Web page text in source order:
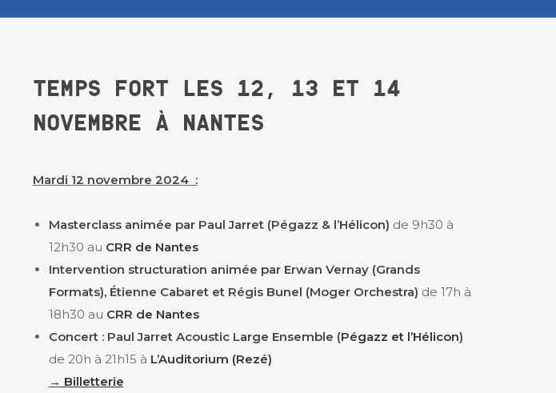
TEMPS FORT LES 12, 13 ET 14
NOVEMBRE À NANTES
Mardi 12 novembre 2024 :
Masterclass animée par Paul Jarret (Pégazz & l’Hélicon) de 9h30 à
12h30 au CRR de Nantes
Intervention structuration animée par Erwan Vernay (Grands
Formats), Étienne Cabaret et Régis Bunel (Moger Orchestra) de 17h à
18h30 au CRR de Nantes
Concert : Paul Jarret Acoustic Large Ensemble (Pégazz et l’Hélicon)
de 20h à 21h15 à L’Auditorium (Rezé)
→ Billetterie